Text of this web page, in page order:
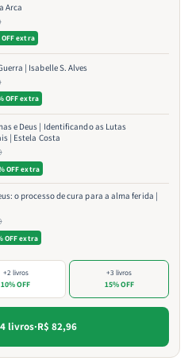
Arca
OFF extra
| Isabelle S. Alves
OFF extra
e Deus | Identificando as Lutas
| Estela Costa
OFF extra
o processo de cura para a alma ferida |
OFF extra
+2 livros
10% OFF
+3 livros
15% OFF
livros·R$ 82,96